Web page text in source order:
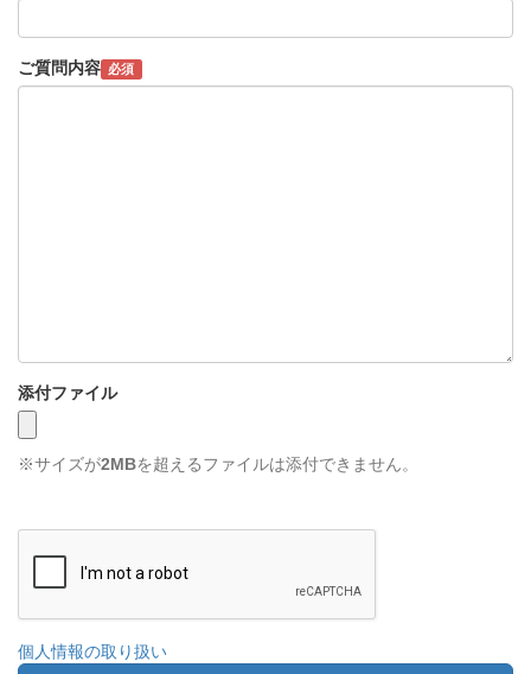
ご質問内容 必須
添付ファイル
※サイズが2MBを超えるファイルは添付できません。
個人情報の取り扱い